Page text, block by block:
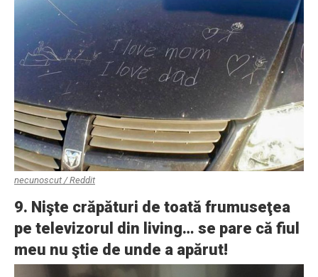
necunoscut / Reddit
9. Nişte crăpături de toată frumuseţea
pe televizorul din living… se pare că fiul
meu nu ştie de unde a apărut!